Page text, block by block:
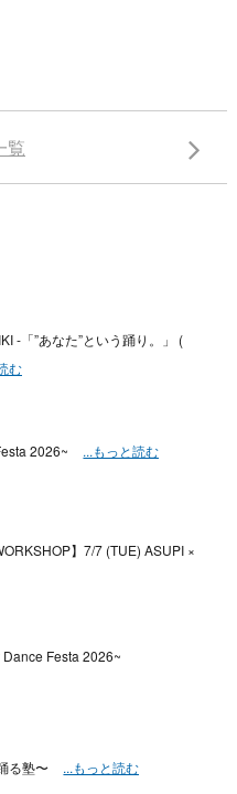
覧
-「”あなた”という踊り。」 (
む
2026~ ...もっと読む
】7/7 (TUE) ASUPI ×
Festa 2026~
る塾〜 ...もっと読む